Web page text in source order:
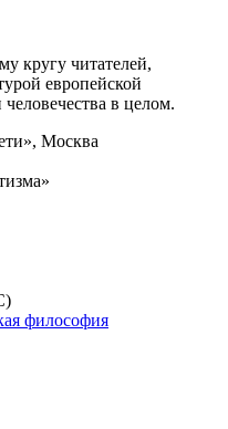
кругу читателей,
европейской
в целом.
Москва
философия